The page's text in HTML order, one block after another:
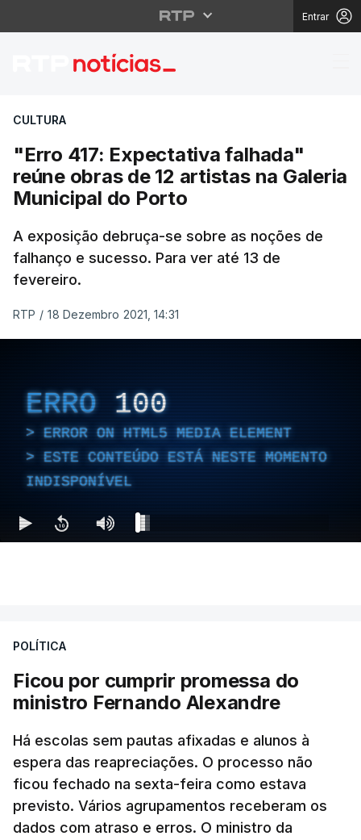
Entrar
"Erro 417:
CULTURA
"Erro 417: Expectativa falhada"
reúne obras de 12 artistas na Galeria
Municipal do Porto
A exposição debruça-se sobre as noções de
falhanço e sucesso. Para ver até 13 de
fevereiro.
RTP / 18 Dezembro 2021, 14:31
ERRO 100
ERROR ON HTML5 MEDIA ELEMENT
ESTE CONTEÚDO ESTÁ NESTE MOMENTO
INDISPONÍVEL
POLÍTICA
Ficou por cumprir promessa do
ministro Fernando Alexandre
Há escolas sem pautas afixadas e alunos à
espera das reapreciações. O processo não
ficou fechado na sexta-feira como estava
previsto. Vários agrupamentos receberam os
dados com atraso e erros. O ministro da